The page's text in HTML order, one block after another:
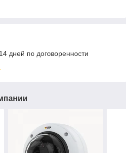
дней по договоренности